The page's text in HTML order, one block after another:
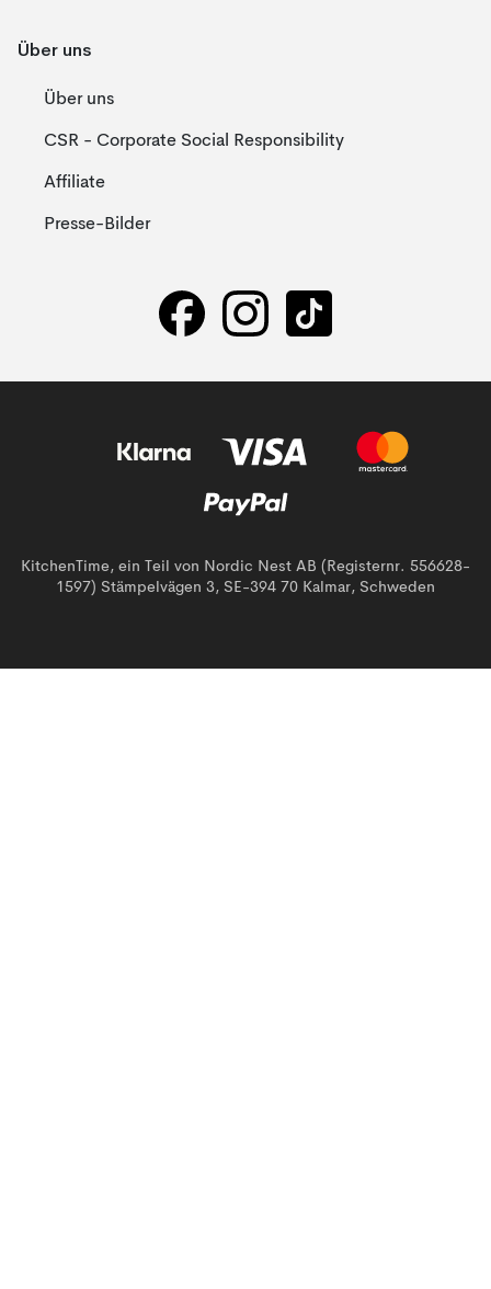
Über uns
Über uns
CSR - Corporate Social Responsibility
Affiliate
Presse-Bilder
KitchenTime, ein Teil von Nordic Nest AB (Registernr. 556628-
1597) Stämpelvägen 3, SE-394 70 Kalmar, Schweden